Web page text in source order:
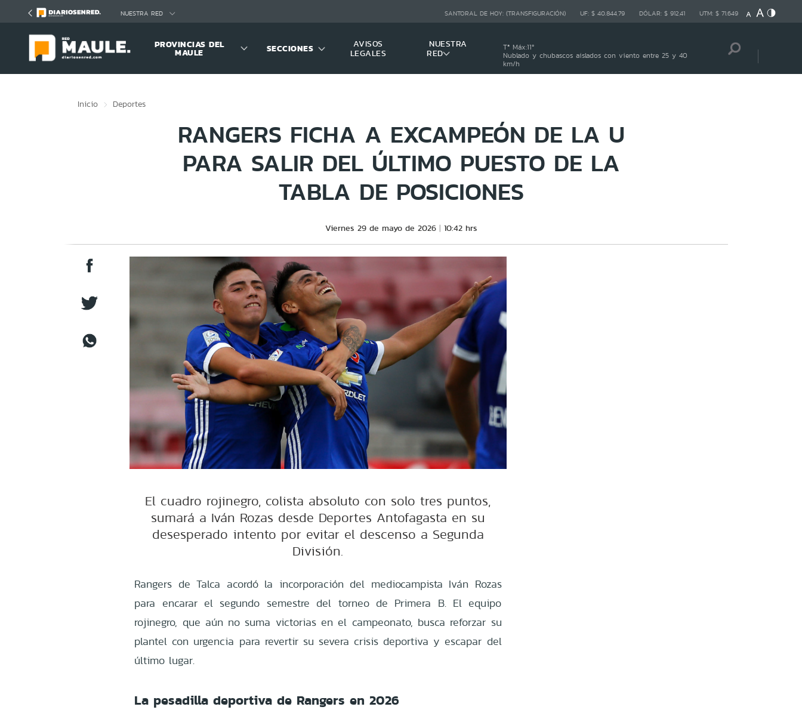
NUESTRA RED SANTORAL DE HOY: (TRANSFIGURACIÓN) UF: $ 40.844,79 DÓLAR: $ 912,41 UTM: $ 71.649
PROVINCIAS DEL
MAULE SECCIONES
AVISOS
LEGALES
NUESTRA
RED
Tª Máx:11º
Nublado y chubascos aislados con viento entre 25 y 40
km/h
Inicio Deportes
RANGERS FICHA A EXCAMPEÓN DE LA U
PARA SALIR DEL ÚLTIMO PUESTO DE LA
TABLA DE POSICIONES
Viernes 29 de mayo de 2026 10:42 hrs
El cuadro rojinegro, colista absoluto con solo tres puntos,
sumará a Iván Rozas desde Deportes Antofagasta en su
desesperado intento por evitar el descenso a Segunda
División.
Rangers de Talca acordó la incorporación del mediocampista Iván Rozas
para encarar el segundo semestre del torneo de Primera B. El equipo
rojinegro, que aún no suma victorias en el campeonato, busca reforzar su
plantel con urgencia para revertir su severa crisis deportiva y escapar del
último lugar.
La pesadilla deportiva de Rangers en 2026